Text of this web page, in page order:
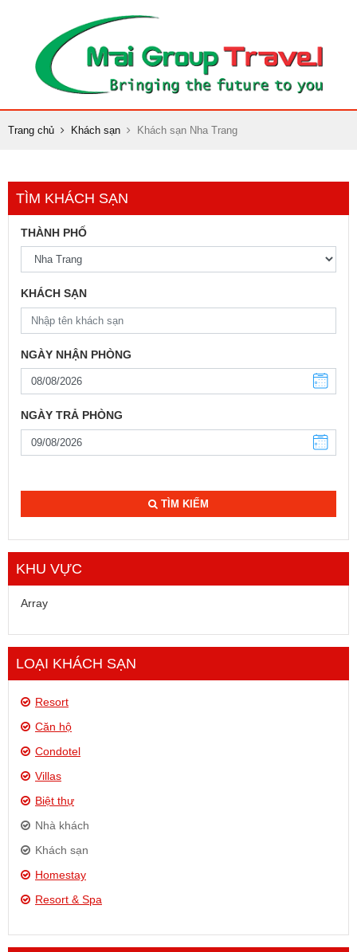
Trang chủ Khách sạn Khách sạn Nha Trang
TÌM KHÁCH SẠN
THÀNH PHỐ
KHÁCH SẠN
NGÀY NHẬN PHÒNG
NGÀY TRẢ PHÒNG
TÌM KIẾM
KHU VỰC
Array
LOẠI KHÁCH SẠN
Resort
Căn hộ
Condotel
Villas
Biệt thự
Nhà khách
Khách sạn
Homestay
Resort & Spa